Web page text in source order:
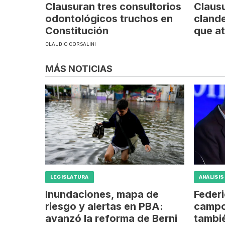
Clausuran tres consultorios
odontológicos truchos en
Constitución
CLAUDIO CORSALINI
que
MÁS NOTICIAS
LEGISLATURA
Inundaciones, mapa de
riesgo y alertas en PBA:
avanzó la reforma de Berni
ANÁLISIS